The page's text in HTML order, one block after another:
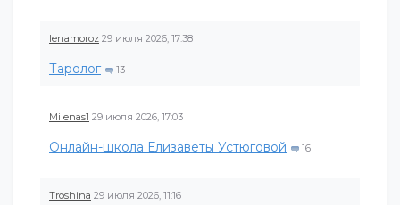
lenamoroz 29 июля 2026, 17:38
Таролог 13
Milenas1 29 июля 2026, 17:03
Онлайн-школа Елизаветы Устюговой 16
Troshina 29 июля 2026, 11:16